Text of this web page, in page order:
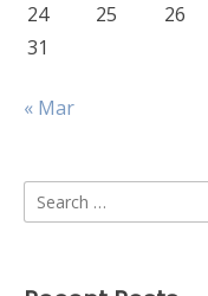
24
25 26
31
« Mar
Search
for: